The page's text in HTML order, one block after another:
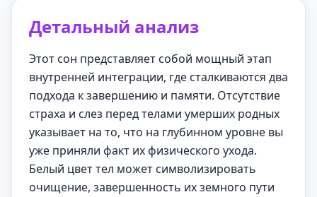
Детальный анализ
Этот сон представляет собой мощный этап
внутренней интеграции, где сталкиваются два
подхода к завершению и памяти. Отсутствие
страха и слез перед телами умерших родных
указывает на то, что на глубинном уровне вы
уже приняли факт их физического ухода.
Белый цвет тел может символизировать
очищение, завершенность их земного пути